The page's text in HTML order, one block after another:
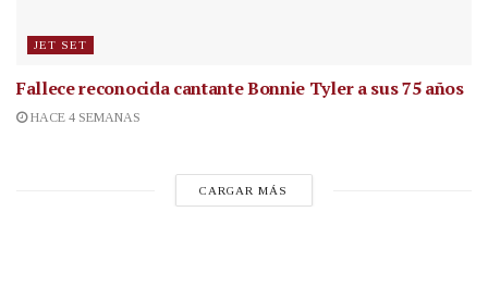
JET SET
Fallece reconocida cantanteBonnie Tyler a sus 75 años
HACE 4 SEMANAS
CARGAR MÁS